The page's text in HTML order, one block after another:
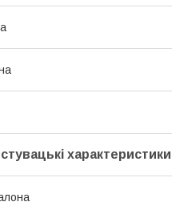
характеристики